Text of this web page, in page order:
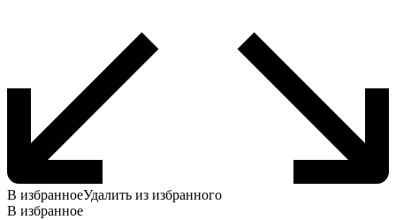
В избранноеУдалить из избранного
В избранное